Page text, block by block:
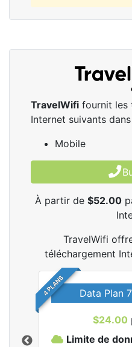
TravelWifi fournit les
Internet suivants
Mobile
À partir de $52.00
TravelWifi
téléchargement
4 PLANS Data Plan
$24.00
Limite de